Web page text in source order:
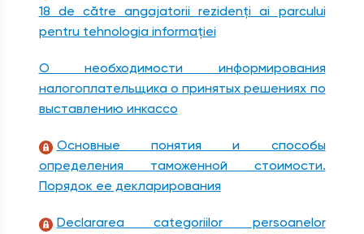
18 de către angajatorii rezidenţi ai parcului
pentru tehnologia informaţiei
О необходимости информирования
налогоплательщика о принятых решениях по
выставлению инкассо
Основные понятия и способы
определения таможенной стоимости.
Порядок ее декларирования
Declararea categoriilor persoanelor